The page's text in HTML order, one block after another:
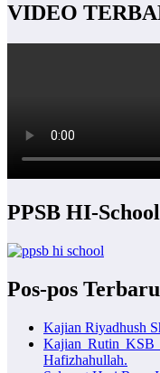
VIDEO
PPSB HI-School
Pos-pos Terbaru
Kajian Riyadhush
Kajian Rutin KSB
Hafizhahullah.